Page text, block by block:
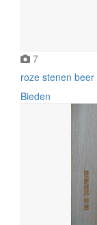
7
roze stenen
Bieden